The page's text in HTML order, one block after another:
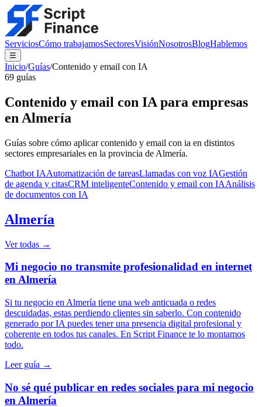
ServiciosCómo trabajamosSectoresVisiónNosotrosBlogHablemos
☰
Inicio/Guías/Contenido y email con IA
69 guías
Contenido y email con IA para empresas
en Almería
Guías sobre cómo aplicarcontenido y email con ia en distintos
sectores empresariales en la provincia de Almería.
Chatbot IAAutomatización de tareasLlamadas con voz IAGestión
de agenda y citasCRM inteligenteContenido y email con IAAnálisis
de documentos con IA
Almería
Ver todas →
Mi negocio no transmite profesionalidad en internet
en Almería
Si tu negocio en Almería tiene una web anticuada o redes
descuidadas, estas perdiendo clientes sin saberlo. Con contenido
generado por IA puedes tener una presencia digital profesional y
coherente en todos tus canales. En Script Finance te lo montamos
todo.
Leer guía →
No sé qué publicar en redes sociales para mi negocio
en Almería